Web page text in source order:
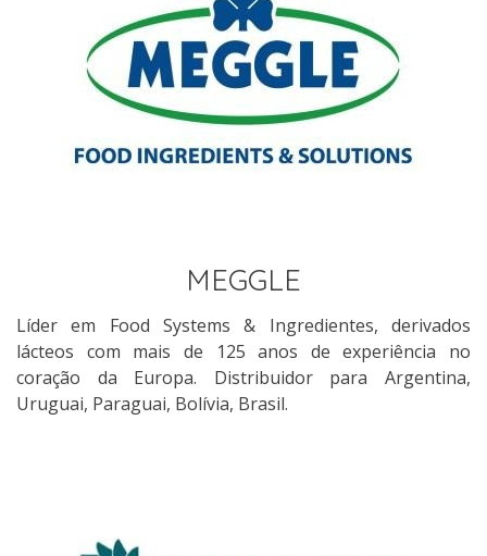
MEGGLE
Líder em Food Systems & Ingredientes, derivados
lácteos com mais de 125 anos de experiência no
coração da Europa. Distribuidor para Argentina,
Uruguai, Paraguai, Bolívia, Brasil.